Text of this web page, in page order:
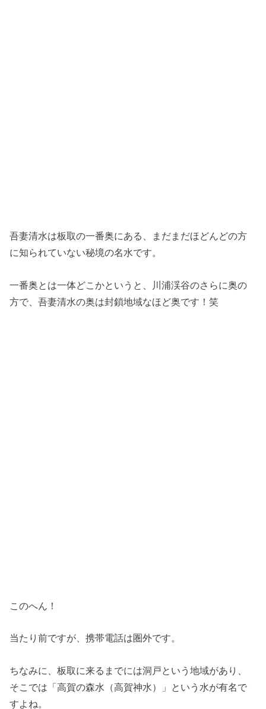
吾妻清水は板取の一番奥にある、まだまだほどんどの方
に知られていない秘境の名水です。
一番奥とは一体どこかというと、川浦渓谷のさらに奥の
方で、吾妻清水の奥は封鎖地域なほど奥です！笑
このへん！
当たり前ですが、携帯電話は圏外です。
ちなみに、板取に来るまでには洞戸という地域があり、
そこでは「高賀の森水（高賀神水）」という水が有名で
すよね。